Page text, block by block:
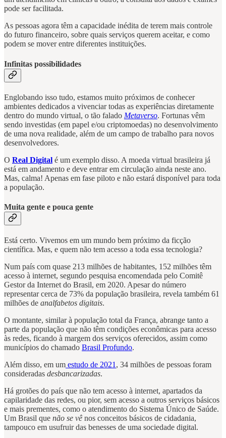
pode ser facilitada.
As pessoas agora têm a capacidade inédita de terem mais controle
do futuro financeiro, sobre quais serviços querem aceitar, e como
podem se mover entre diferentes instituições.
Infinitas possibilidades
Englobando isso tudo, estamos muito próximos de conhecer
ambientes dedicados a vivenciar todas as experiências diretamente
dentro do mundo virtual, o tão falado Metaverso. Fortunas vêm
sendo investidas (em papel e/ou criptomoedas) no desenvolvimento
de uma nova realidade, além de um campo de trabalho para novos
desenvolvedores.
O Real Digital é um exemplo disso. A moeda virtual brasileira já
está em andamento e deve entrar em circulação ainda neste ano.
Mas, calma! Apenas em fase piloto e não estará disponível para toda
a população.
Muita gente e pouca gente
Está certo. Vivemos em um mundo bem próximo da ficção
científica. Mas, e quem não tem acesso a toda essa tecnologia?
Num país com quase 213 milhões de habitantes, 152 milhões têm
acesso à internet, segundo pesquisa encomendada pelo Comitê
Gestor da Internet do Brasil, em 2020. Apesar do número
representar cerca de 73% da população brasileira, revela também 61
milhões de analfabetos digitais.
O montante, similar à população total da França, abrange tanto a
parte da população que não têm condições econômicas para acesso
às redes, ficando à margem dos serviços oferecidos, assim como
municípios do chamado Brasil Profundo.
Além disso, em um estudo de 2021 , 34 milhões de pessoas foram
consideradas desbancarizadas.
Há grotões do país que não tem acesso à internet, apartados da
capilaridade das redes, ou pior, sem acesso a outros serviços básicos
e mais prementes, como o atendimento do Sistema Único de Saúde.
Um Brasil que não se vê nos conceitos básicos de cidadania,
tampouco em usufruir das benesses de uma sociedade digital.